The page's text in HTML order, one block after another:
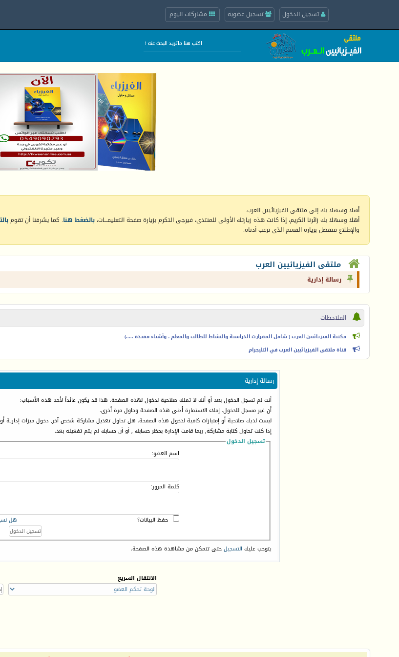
تسجيل الدخول تسجيل عضوية مشاركات اليوم
أهلا وسهلا بك إلى ملتقى الفيزيائيين العرب.
أهلا وسهلا بك زائرنا الكريم، إذا كانت هذه زيارتك الأولى للمنتدى، فيرجى التكرم بزيارة صفحة التعليمـــات، بالضغط هنا. كما يشرفنا أن تقوم
والإطلاع فتفضل بزيارة القسم الذي ترغب أدناه.
ملتقى الفيزيائيين العرب
رسالة إدارية
الملاحظات
مكتبة الفيزيائيين العرب ( شامل المقرارت الدراسية والنشاط للطالب والمعلم ، وأشياء مفيدة .....)
قناة ملتقى الفيزيائيين العرب في التليجرام
رسالة إدارية
أنت لم تسجل الدخول بعد أو أنك لا تملك صلاحية لدخول لهذه الصفحة. هذا قد يكون عائداً لأحد هذه الأسباب:
أن غير مسجل للدخول. إملاء الاستمارة أدنى هذه الصفحة وحاول مرة أخرى.
ليست لديك صلاحية أو إمتيازات كافية لدخول هذه الصفحة. هل تحاول تعديل مشاركة شخص آخر, دخول ميزات إدارية أو
إذا كنت تحاول كتابة مشاركة, ربما قامت الإدارة بحظر حسابك , أو أن حسابك لم يتم تفعيله بعد.
تسجيل الدخول
اسم العضو:
كلمة المرور:
هل حفظ البيانات؟
يتوجب عليك التسجيلحتى تتمكن من مشاهدة هذه الصفحة.
الانتقال السريع